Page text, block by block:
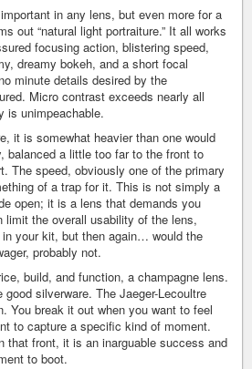
in any lens, but even more for a
out “natural light portraiture.” It all works
focusing action, blistering speed,
dreamy bokeh, and a short focal
minute details desired by the
Micro contrast exceeds nearly all
is unimpeachable.
it is somewhat heavier than one would
balanced a little too far to the front to
The speed, obviously one of the primary
of a trap for it. This is not simply a
open; it is a lens that demands you
limit the overall usability of the lens,
your kit, but then again… would the
probably not.
build, and function, a champagne lens.
silverware. The Jaeger-Lecoultre
You break it out when you want to feel
to capture a specific kind of moment.
that front, it is an inarguable success and
to boot.